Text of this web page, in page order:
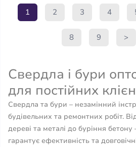
1 2 3 4
8 9 >
Свердла і бури
для постійних
Свердла та бури – незамінний
будівельних та ремонтних робіт.
дереві та металі до буріння бетону
гарантує ефективність та